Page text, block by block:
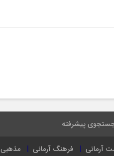
پیشرفته
آرمانی فرهنگ آرمانی مذهبی